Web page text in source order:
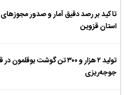
تاکید بر رصد دقیق آمار و صدور
استان قزوین
جوجه‌ریزی